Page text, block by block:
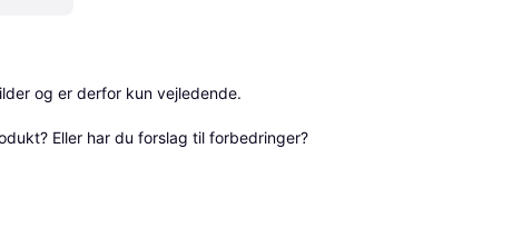
og er derfor kun vejledende.
Eller har du forslag til forbedringer?